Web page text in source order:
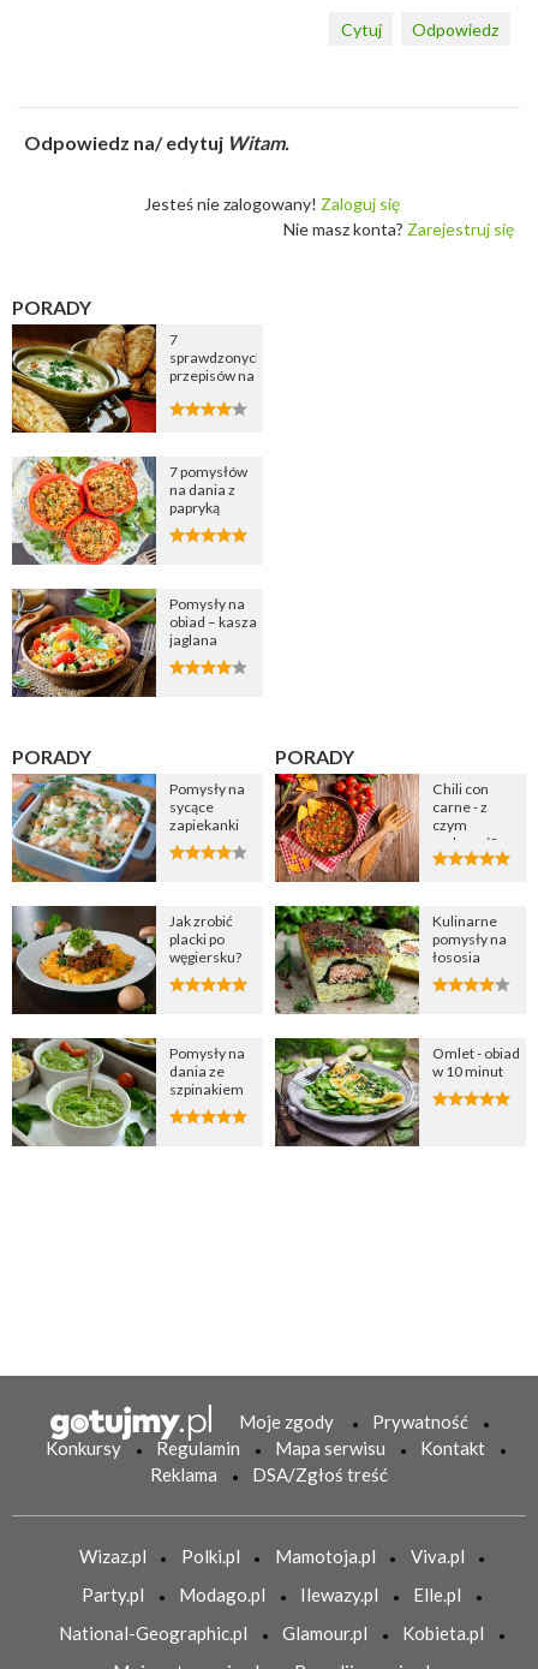
Odpowiedz
Cytuj
Odpowiedz na/ edytuj Witam.
Jesteś nie zalogowany! Zaloguj się
Nie masz konta? Zarejestruj się
PORADY
7
sprawdzonych
przepisów na
cebulową
7 pomysłów
na dania z
papryką
Pomysły na
obiad – kasza
jaglana
PORADY
Pomysły na
sycące
zapiekanki
Jak zrobić
placki po
węgiersku?
Pomysły na
dania ze
szpinakiem
PORADY
Chili con
carne - z
czym
podawać?
Kulinarne
pomysły na
łososia
Omlet - obiad
w 10 minut
Moje zgody
Prywatność
Konkursy
Regulamin Mapa serwisu
Kontakt
Reklama
DSA/Zgłoś treść
Wizaz.pl Polki.pl Mamotoja.pl
Viva.pl
Party.pl
Modago.pl Ilewazy.pl
Elle.pl
National-Geographic.pl
Glamour.pl
Kobieta.pl